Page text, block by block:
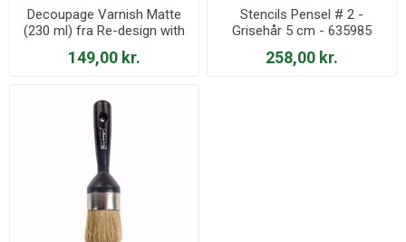
Decoupage Varnish Matte
(230 ml) fra Re-design with
Prima - 652425
149,00 kr.
Stencils Pensel # 2 -
Grisehår 5 cm - 635985
258,00 kr.